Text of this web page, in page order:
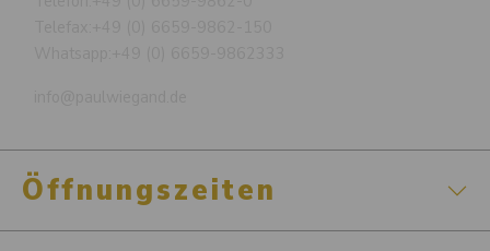
Öffnungszeiten